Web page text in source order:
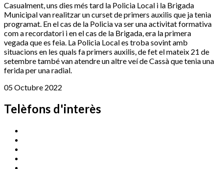
Casualment, uns dies més tard la Policia Local i la Brigada
Municipal van realitzar un curset de primers auxilis que ja tenia
programat. En el cas de la Policia va ser una activitat formativa
com a recordatori i en el cas de la Brigada, era la primera
vegada que es feia. La Policia Local es troba sovint amb
situacions en les quals fa primers auxilis, de fet el mateix 21 de
setembre també van atendre un altre veí de Cassà que tenia una
ferida per una radial.
05 Octubre 2022
Telèfons d'interès